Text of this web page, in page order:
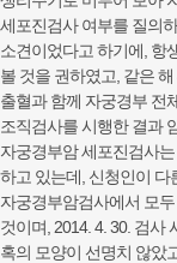
세포진검사 여부를 질의
소견이었다고 하기에, 항
볼 것을 권하였고, 같은
출혈과 함께 자궁경부 전
조직검사를 시행한 결과
자궁경부암 세포진검사
하고 있는데, 신청인이 다
자궁경부암검사에서 모
것이며, 2014. 4. 30. 검사
혹의 모양이 선명치 않았